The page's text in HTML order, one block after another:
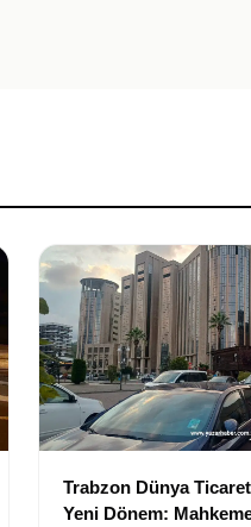
Trabzon Dünya
Yeni Dönem: